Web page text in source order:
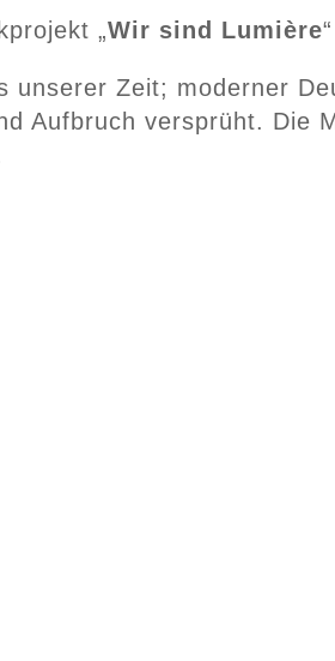
„Wir sind Lumière
unserer Zeit; moderner
Aufbruch versprüht. Die